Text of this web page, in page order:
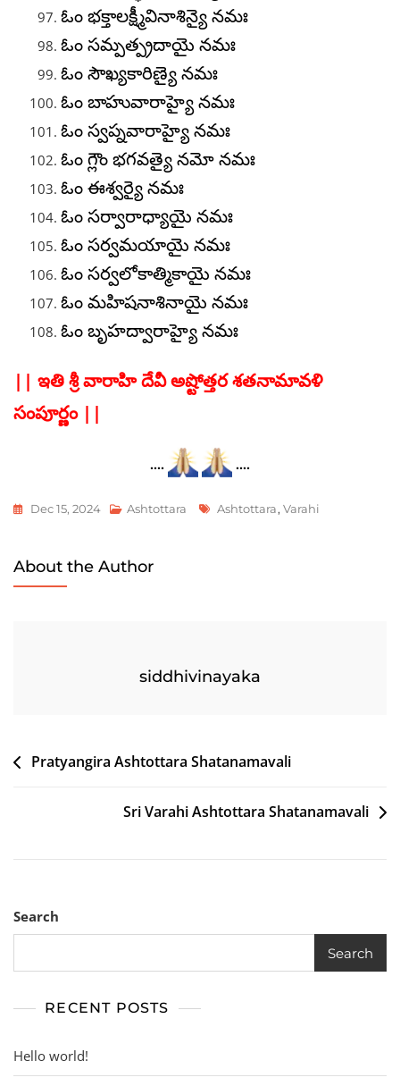
ఓం భక్తాలక్ష్మీవినాశిన్యై నమః
ఓం సమ్పత్ప్రదాయై నమః
ఓం సౌఖ్యకారిణ్యై నమః
ఓం బాహువారాహ్యై నమః
ఓం స్వప్నవారాహ్యై నమః
ఓం గ్లౌం భగవత్యై నమో నమః
ఓం ఈశ్వర్యై నమః
ఓం సర్వారాధ్యాయై నమః
ఓం సర్వమయాయై నమః
ఓం సర్వలోకాత్మికాయై నమః
ఓం మహిషనాశినాయై నమః
ఓం బృహద్వారాహ్యై నమః
|| ఇతి శ్రీ వారాహి దేవీ అష్టోత్తర శతనామావళి
సంపూర్ణం ||
…. ….
Dec 15, 2024 Ashtottara Tags
Ashtottara, Varahi
About the Author
siddhivinayaka
Post
Pratyangira Ashtottara Shatanamavali
Sri Varahi Ashtottara Shatanamavali
Search
Search
RECENT POSTS
Hello world!